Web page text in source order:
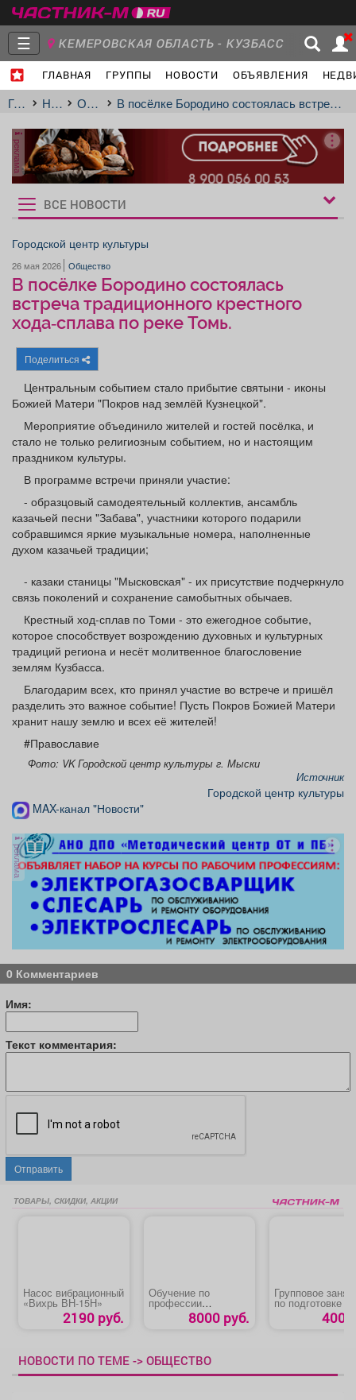
☰ КЕМЕРОВСКАЯ ОБЛАСТЬ - КУЗБАСС
ГЛАВНАЯ ГРУППЫ НОВОСТИ ОБЪЯВЛЕНИЯ
Главная
Группы
Объявления Недвижимость Услуги
Работа
Афиша
Товары
ТВ программа Я - пенсионер
ГлавнаяНовостиОбществоВ посёлке Бородино состоялась встреча традиционного крестного хода‑сплава по реке Томь.
реклама
Рукбрики
новостей
ВСЕ НОВОСТИ
Городской центр культуры
26 мая 2026 Общество
В посёлке Бородино состоялась
встреча традиционного крестного
хода‑сплава по реке Томь.
Поделиться
Центральным событием стало прибытие святыни - иконы
Божией Матери "Покров над землёй Кузнецкой".
Мероприятие объединило жителей и гостей посёлка, и
стало не только религиозным событием, но и настоящим
праздником культуры.
В программе встречи приняли участие:
- образцовый самодеятельный коллектив, ансамбль
казачьей песни "Забава", участники которого подарили
собравшимся яркие музыкальные номера, наполненные
духом казачьей традиции;
- казаки станицы "Мысковская" - их присутствие подчеркнуло
связь поколений и сохранение самобытных обычаев.
Крестный ход‑сплав по Томи - это ежегодное событие,
которое способствует возрождению духовных и культурных
традиций региона и несёт молитвенное благословение
землям Кузбасса.
Благодарим всех, кто принял участие во встрече и пришёл
разделить это важное событие! Пусть Покров Божией Матери
хранит нашу землю и всех её жителей!
#Православие
Фото: VK Городской центр культуры г. Мыски
Источник
Городской центр культуры
MAX-канал "Новости"
реклама
0 Комментариев
Имя:
Текст комментария:
Отправить
ТОВАРЫ, СКИДКИ, АКЦИИ
Насос вибрационный
«Вихрь ВН-15Н»
2190 руб.
Обучение по
профессии
«Слесарь по
ремонту дорожно-
8000 руб.
Групповое
по подготовке к
школе 400
НОВОСТИ ПО ТЕМЕ -> ОБЩЕСТВО